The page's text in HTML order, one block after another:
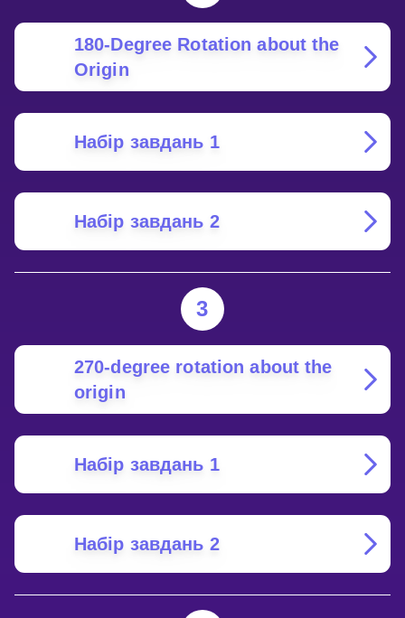
180-Degree Rotation about the
Origin
Набір завдань 1
Набір завдань 2
3
270-degree rotation about the
origin
Набір завдань 1
Набір завдань 2